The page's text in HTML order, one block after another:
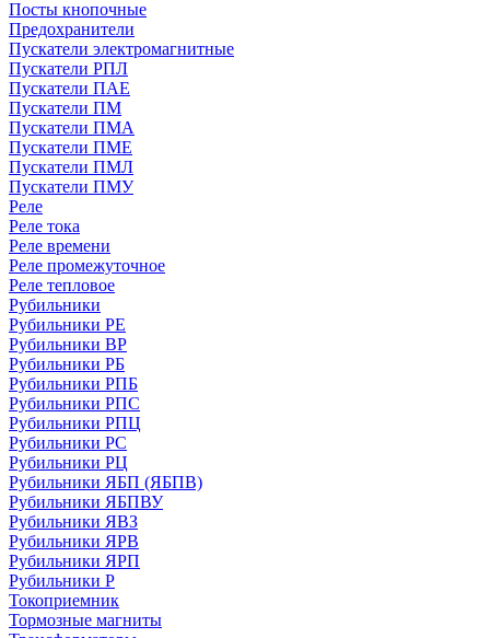
Посты кнопочные
Предохранители
Пускатели электромагнитные
Пускатели РПЛ
Пускатели ПАЕ
Пускатели ПМ
Пускатели ПМА
Пускатели ПМЕ
Пускатели ПМЛ
Пускатели ПМУ
Реле
Реле тока
Реле времени
Реле промежуточное
Реле тепловое
Рубильники
Рубильники РЕ
Рубильники ВР
Рубильники РБ
Рубильники РПБ
Рубильники РПС
Рубильники РПЦ
Рубильники РС
Рубильники РЦ
Рубильники ЯБП (ЯБПВ)
Рубильники ЯБПВУ
Рубильники ЯВЗ
Рубильники ЯРВ
Рубильники ЯРП
Рубильники Р
Токоприемник
Тормозные магниты